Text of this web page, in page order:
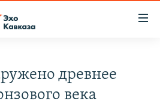
древнее
века